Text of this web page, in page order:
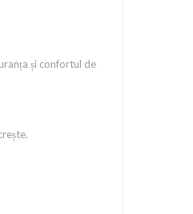
și confortul de